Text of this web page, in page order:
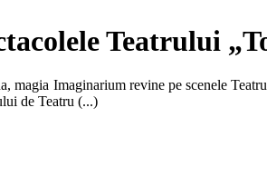
Teatrului
magia Imaginarium revine pe scenele
de Teatru (...)